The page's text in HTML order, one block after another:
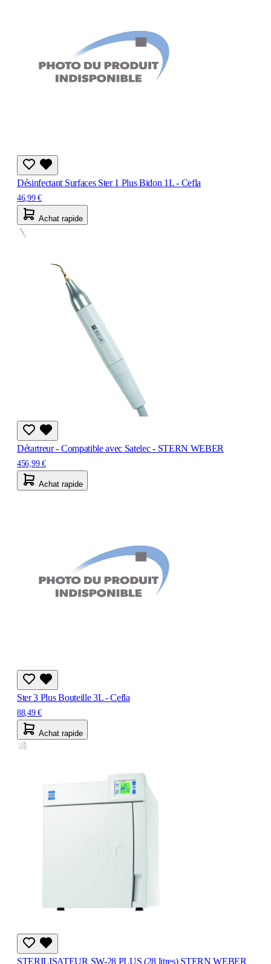
Désinfectant Surfaces Ster 1 Plus Bidon 1L - Cefla
46,99 €
Achat rapide
Détartreur - Compatible avec Satelec - STERN WEBER
456,99 €
Achat rapide
Ster 3 Plus Bouteille 3L - Cefla
88,49 €
Achat rapide
STERILISATEUR SW-28 PLUS (28 litres) STERN WEBER